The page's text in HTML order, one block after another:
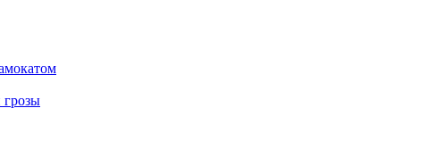
грозы